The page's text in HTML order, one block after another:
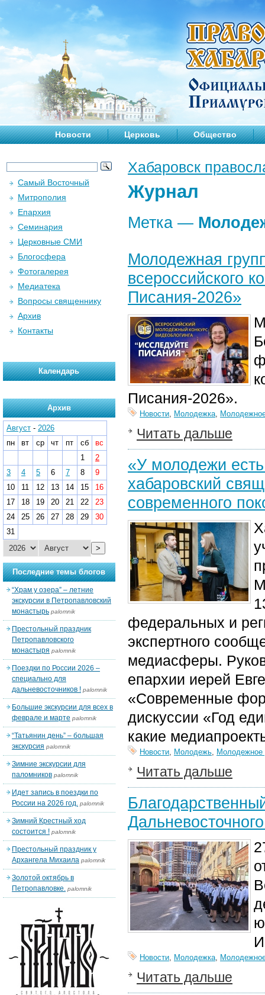
Новости Церковь Общество
Хабаровск
Журнал
Метка —
Молодежная
всероссийского
Писания-2026»
Писания-2026».
Новости, Молодежка,
Читать дальше
«У молодежи
хабаровский
современного
федеральных и
экспертного
медиасферы.
епархии иерей
«Современные
дискуссии «Год
какие
Новости, Молодежь, Молодежное
Читать дальше
Новости, Молодежка,
Читать дальше
Самый Восточный
Митрополия
Епархия
Семинария
Церковные СМИ
Блогосфера
Фотогалерея
Медиатека
Вопросы священнику
Архив
Контакты
Календарь
Архив
Август - 2026
пн
вт ср чт пт сб
вс
1
2
3
4 5 6 7 8
9
10
11 12 13 14 15
16
17
18 19 20 21 22
23
24
25 26 27 28 29
30
31
>
Последние темы блогов
“Храм у озера” – летние
экскурсии в Петропавловский
монастырь palomnik
Престольный праздник
Петропавловского
монастыря palomnik
Поездки по России 2026 –
специально для
дальневосточников ! palomnik
Большие экскурсии для всех в
феврале и марте palomnik
“Татьянин день” – большая
экскурсия palomnik
Зимние экскурсии для
паломников palomnik
Идет запись в поездки по
России на 2026 год. palomnik
Зимний Крестный ход
состоится ! palomnik
Престольный праздник у
Архангела Михаила palomnik
Золотой октябрь в
Петропавловке. palomnik